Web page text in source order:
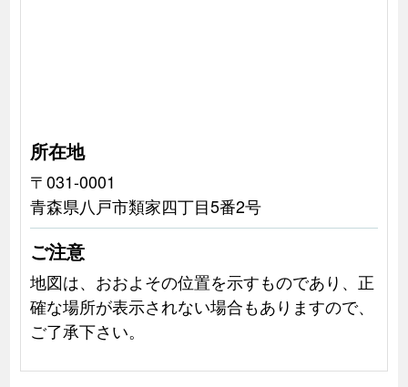
所在地
〒031-0001
青森県八戸市類家四丁目5番2号
ご注意
地図は、おおよその位置を示すものであり、正
確な場所が表示されない場合もありますので、
ご了承下さい。